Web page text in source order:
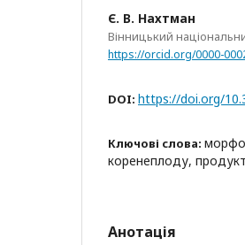
Є. В. Нахтман
Вінницький
https://orcid.org/0000-
DOI: https://doi.org/
Ключові слова:
коренеплоду,
Анотація